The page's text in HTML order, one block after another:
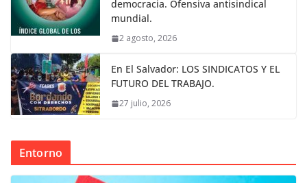
democracia. Ofensiva antisindical
mundial.
2 agosto, 2026
En El Salvador: LOS SINDICATOS Y EL
FUTURO DEL TRABAJO.
27 julio, 2026
Entorno